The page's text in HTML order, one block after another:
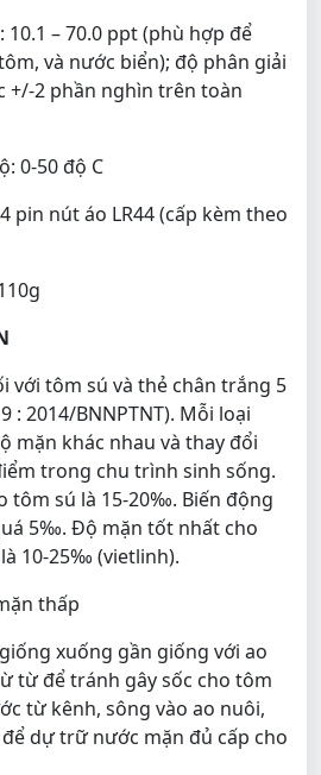
10.1 – 70.0 ppt (phù hợp để
và nước biển); độ phân giải
+/-2 phần nghìn trên toàn
0-50 độ C
pin nút áo LR44 (cấp kèm theo
với tôm sú và thẻ chân trắng 5
: 2014/BNNPTNT). Mỗi loại
mặn khác nhau và thay đổi
trong chu trình sinh sống.
tôm sú là 15-20‰. Biến động
5‰. Độ mặn tốt nhất cho
10-25‰ (vietlinh).
thấp
xuống gần giống với ao
từ để tránh gây sốc cho tôm
từ kênh, sông vào ao nuôi,
dự trữ nước mặn đủ cấp cho